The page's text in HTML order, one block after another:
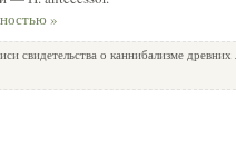
»
свидетельства о каннибализме